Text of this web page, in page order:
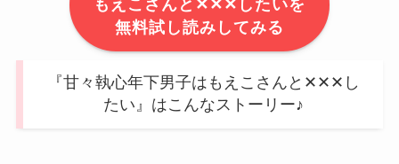
もえこさんと✕✕✕したいを
無料試し読みしてみる
『甘々執心年下男子はもえこさんと✕✕✕し
たい』はこんなストーリー♪